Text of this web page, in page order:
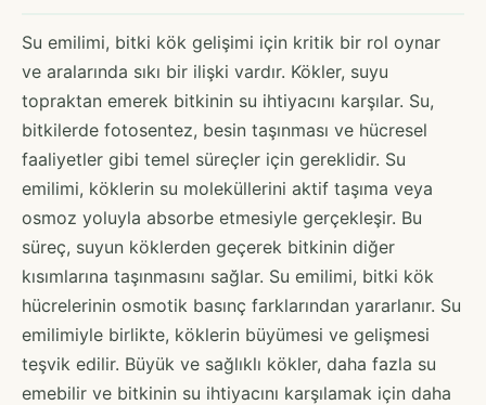
Su emilimi, bitki kök gelişimi için kritik bir rol oynar
ve aralarında sıkı bir ilişki vardır. Kökler, suyu
topraktan emerek bitkinin su ihtiyacını karşılar. Su,
bitkilerde fotosentez, besin taşınması ve hücresel
faaliyetler gibi temel süreçler için gereklidir. Su
emilimi, köklerin su moleküllerini aktif taşıma veya
osmoz yoluyla absorbe etmesiyle gerçekleşir. Bu
süreç, suyun köklerden geçerek bitkinin diğer
kısımlarına taşınmasını sağlar. Su emilimi, bitki kök
hücrelerinin osmotik basınç farklarından yararlanır. Su
emilimiyle birlikte, köklerin büyümesi ve gelişmesi
teşvik edilir. Büyük ve sağlıklı kökler, daha fazla su
emebilir ve bitkinin su ihtiyacını karşılamak için daha